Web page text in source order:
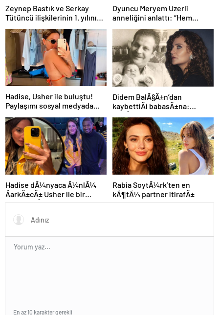
Zeynep Bastık ve Serkay
Tütüncü ilişkilerinin 1. yılını
kutladı
Oyuncu Meryem Uzerli
anneliğini anlattı: “Hem
disiplinli hem rahatım”
Hadise, Usher ile buluştu!
Paylaşımı sosyal medyada
Didem BalÃ§Ä±n’dan
kaybettiÄi babasÄ±na:
Hadise dÃ¼nyaca Ã¼nlÃ¼
ÅarkÄ±cÄ± Usher ile bir
arada: YaÅayan efsane
Rabia SoytÃ¼rk’ten en
kÃ¶tÃ¼ partner itirafÄ±
En az 10 karakter gerekli